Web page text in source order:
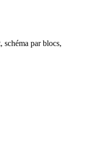
schéma par blocs,